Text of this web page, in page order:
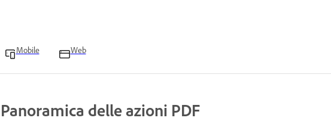
Mobile Web
Panoramica delle azioni PDF